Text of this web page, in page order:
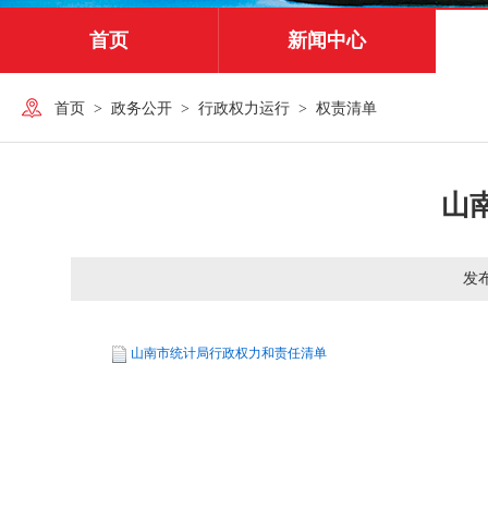
首页 新闻中心
首页 > 政务公开 > 行政权力运行 > 权责清单
山
发
山南市统计局行政权力和责任清单